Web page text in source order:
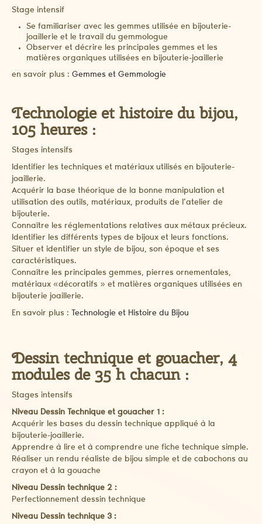
Stage intensif
Se familiariser avec les gemmes utilisée en bijouterie-
joaillerie et le travail du gemmologue
Observer et décrire les principales gemmes et les
matières organiques utilisées en bijouterie-joaillerie
en savoir plus : Gemmes et Gemmologie
Technologie et histoire du bijou,
105 heures :
Stages intensifs
Identifier les techniques et matériaux utilisés en bijouterie-
joaillerie.
Acquérir la base théorique de la bonne manipulation et
utilisation des outils, matériaux, produits de l’atelier de
bijouterie.
Connaître les réglementations relatives aux métaux précieux.
Identifier les différents types de bijoux et leurs fonctions.
Situer et identifier un style de bijou, son époque et ses
caractéristiques.
Connaître les principales gemmes, pierres ornementales,
matériaux «décoratifs » et matières organiques utilisées en
bijouterie joaillerie.
En savoir plus : Technologie et Histoire du Bijou
Dessin technique et gouacher, 4
modules de 35 h chacun :
Stages intensifs
Niveau Dessin Technique et gouacher 1 :
Acquérir les bases du dessin technique appliqué à la
bijouterie-joaillerie.
Apprendre à lire et à comprendre une fiche technique simple.
Réaliser un rendu réaliste de bijou simple et de cabochons au
crayon et à la gouache
Niveau Dessin technique 2 :
Perfectionnement dessin technique
Niveau Dessin technique 3 :